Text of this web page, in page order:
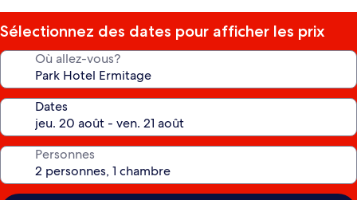
Sélectionnez des dates pour afficher les prix
Où allez-vous?
Dates
Personnes